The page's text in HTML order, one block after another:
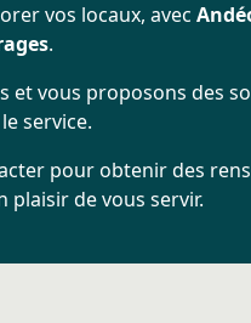
vos locaux, avec
.
et vous proposons des
service.
pour obtenir des
de vous servir.